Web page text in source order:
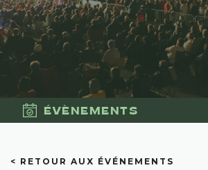
ÉVÈNEMENTS
< RETOUR AUX ÉVÉNEMENTS